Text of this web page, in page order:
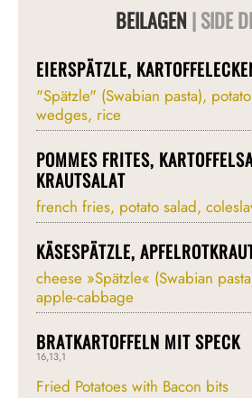
BEILAGEN | SIDE
EIERSPÄTZLE,
"Spätzle" (Swabian pasta), potato
wedges, rice
POMMES FRITES,
KRAUTSALAT
french fries, potato salad,
KÄSESPÄTZLE,
cheese »Spätzle« (Swabian
apple-cabbage
BRATKARTOFFELN MIT SPECK
16,13,1
Fried Potatoes with Bacon bits